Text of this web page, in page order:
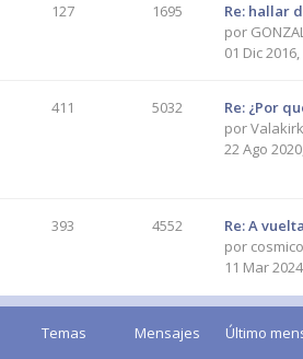
127 1695
Re: hallar
por
01 Dic
411 5032
Re: ¿Por
por
22 Ago
393 4552
Re: A
por cosmico
11 Mar
Temas Mensajes Último